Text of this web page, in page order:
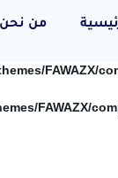
من نحن
FAWAZX/
FAWAZX/